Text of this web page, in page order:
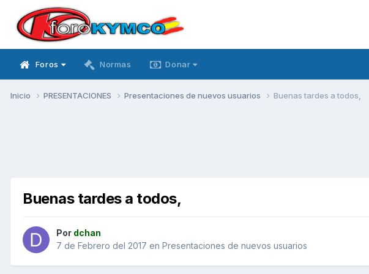
Foros Normas Donar
Inicio PRESENTACIONES Presentaciones de nuevos usuarios Buenas tardes a todos,
Buenas tardes a todos,
Por dchan
7 de Febrero del 2017 en Presentaciones de nuevos usuarios